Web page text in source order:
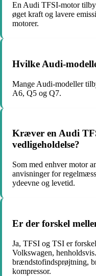
En Audi TFSI-motor
øget kraft og lavere
motorer.
Hvilke Audi-
Mange Audi-modeller
A6, Q5 og Q7.
Kræver en Audi
vedligeholdelse?
Som med enhver motor
anvisninger for
ydeevne og levetid.
Er der forskel
Ja, TFSI og TSI er
Volkswagen,
brændstofindsprøjtning,
kompressor.